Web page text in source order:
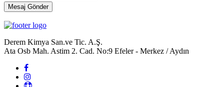
Mesaj Gönder
Derem Kimya San.ve Tic. A.Ş.
Ata Osb Mah. Astim 2. Cad. No:9 Efeler - Merkez / Aydın